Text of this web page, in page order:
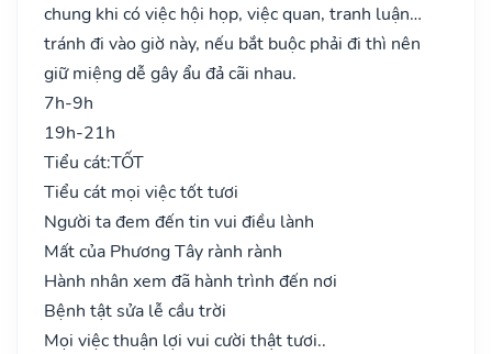
chung khi có việc hội họp, việc quan, tranh luận…
tránh đi vào giờ này, nếu bắt buộc phải đi thì nên
giữ miệng dễ gây ẩu đả cãi nhau.
7h-9h
19h-21h
Tiểu cát:TỐT
Tiểu cát mọi việc tốt tươi
Người ta đem đến tin vui điều lành
Mất của Phương Tây rành rành
Hành nhân xem đã hành trình đến nơi
Bệnh tật sửa lễ cầu trời
Mọi việc thuận lợi vui cười thật tươi..